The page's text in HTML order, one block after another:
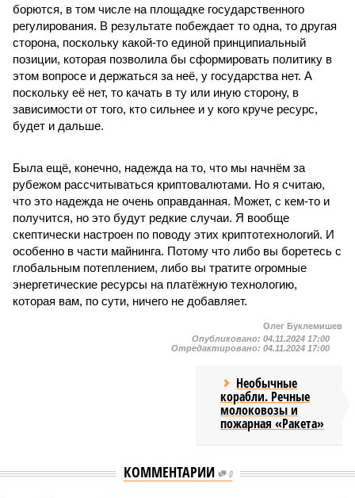
борются, в том числе на площадке государственного
регулирования. В результате побеждает то одна, то другая
сторона, поскольку какой-то единой принципиальный
позиции, которая позволила бы сформировать политику в
этом вопросе и держаться за неё, у государства нет. А
поскольку её нет, то качать в ту или иную сторону, в
зависимости от того, кто сильнее и у кого круче ресурс,
будет и дальше.
Была ещё, конечно, надежда на то, что мы начнём за
рубежом рассчитываться криптовалютами. Но я считаю,
что это надежда не очень оправданная. Может, с кем-то и
получится, но это будут редкие случаи. Я вообще
скептически настроен по поводу этих криптотехнологий. И
особенно в части майнинга. Потому что либо вы боретесь с
глобальным потеплением, либо вы тратите огромные
энергетические ресурсы на платёжную технологию,
которая вам, по сути, ничего не добавляет.
Олег Буклемишев
Опубликовано: 04.11.2024 17:00
Отредактировано: 04.11.2024 17:00
Необычные
корабли. Речные
молоковозы и
пожарная «Ракета»
КОММЕНТАРИИ 0